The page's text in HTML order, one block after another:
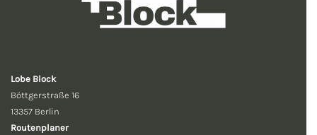
Lobe Block
Böttgerstraße 16
13357 Berlin
Routenplaner